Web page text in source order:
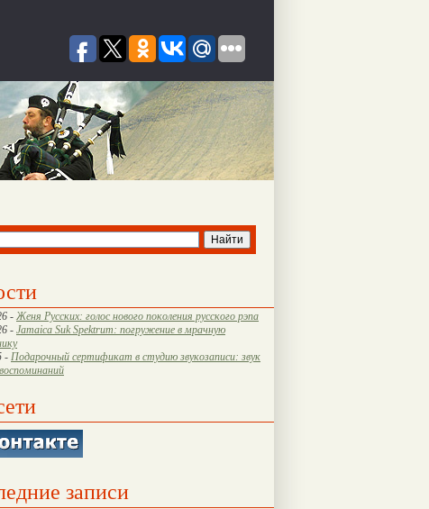
- Женя Русских: голос нового поколения русского рэпа
- Jamaica Suk Spektrum: погружение в мрачную
- Подарочный сертификат в студию звукозаписи: звук
записи